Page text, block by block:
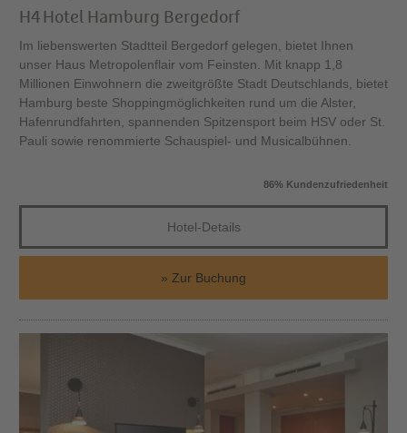
H4 Hotel Hamburg Bergedorf
Im liebenswerten Stadtteil Bergedorf gelegen, bietet Ihnen
unser Haus Metropolenflair vom Feinsten. Mit knapp 1,8
Millionen Einwohnern die zweitgrößte Stadt Deutschlands, bietet
Hamburg beste Shoppingmöglichkeiten rund um die Alster,
Hafenrundfahrten, spannenden Spitzensport beim HSV oder St.
Pauli sowie renommierte Schauspiel- und Musicalbühnen.
86% Kundenzufriedenheit
Hotel-Details
Zur Buchung